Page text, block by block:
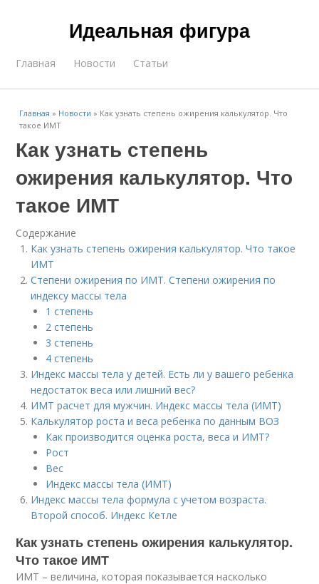
Идеальная фигура
Главная Новости Статьи
Главная » Новости » Как узнать степень ожирения калькулятор. Что
такое ИМТ
Как узнать степень
ожирения калькулятор. Что
такое ИМТ
Содержание
Как узнать степень ожирения калькулятор. Что такое
ИМТ
Степени ожирения по ИМТ. Степени ожирения по
индексу массы тела
1 степень
2 степень
3 степень
4 степень
Индекс массы тела у детей. Есть ли у вашего ребенка
недостаток веса или лишний вес?
ИМТ расчет для мужчин. Индекс массы тела (ИМТ)
Калькулятор роста и веса ребенка по данным ВОЗ
Как производится оценка роста, веса и ИМТ?
Рост
Вес
Индекс массы тела (ИМТ)
Индекс массы тела формула с учетом возраста.
Второй способ. Индекс Кетле
Как узнать степень ожирения калькулятор.
Что такое ИМТ
ИМТ – величина, которая показывается насколько